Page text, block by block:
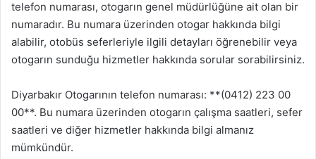
telefon numarası, otogarın genel müdürlüğüne ait olan bir
numaradır. Bu numara üzerinden otogar hakkında bilgi
alabilir, otobüs seferleriyle ilgili detayları öğrenebilir veya
otogarın sunduğu hizmetler hakkında sorular sorabilirsiniz.
Diyarbakır Otogarının telefon numarası: **(0412) 223 00
00**. Bu numara üzerinden otogarın çalışma saatleri, sefer
saatleri ve diğer hizmetler hakkında bilgi almanız
mümkündür.